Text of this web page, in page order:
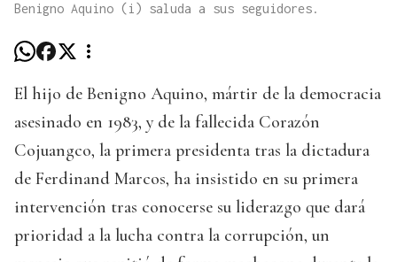
Benigno Aquino (i) saluda a sus seguidores.
El hijo de Benigno Aquino, mártir de la democracia
asesinado en 1983, y de la fallecida Corazón
Cojuangco, la primera presidenta tras la dictadura
de Ferdinand Marcos, ha insistido en su primera
intervención tras conocerse su liderazgo que dará
prioridad a la lucha contra la corrupción, un